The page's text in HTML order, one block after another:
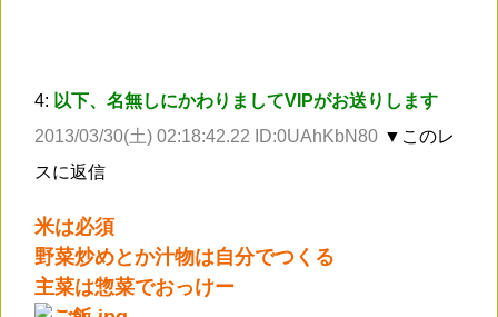
4: 以下、名無しにかわりましてVIPがお送りします
2013/03/30(土) 02:18:42.22 ID:0UAhKbN80 ▼このレ
スに返信
米は必須
野菜炒めとか汁物は自分でつくる
主菜は惣菜でおっけー